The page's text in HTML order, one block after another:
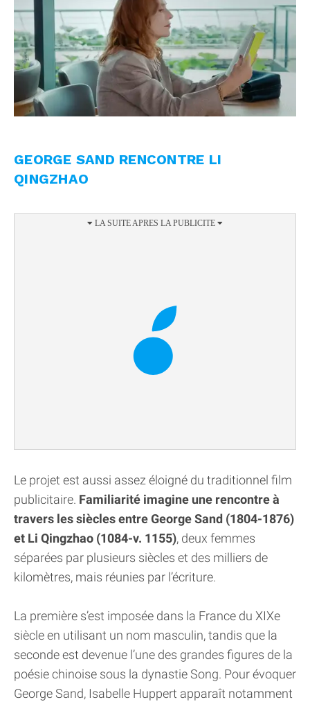
GEORGE SAND RENCONTRE LI
QINGZHAO
Le projet est aussi assez éloigné du traditionnel film
publicitaire. Familiarité imagine une rencontre à
travers les siècles entre George Sand (1804-1876)
et Li Qingzhao (1084-v. 1155), deux femmes
séparées par plusieurs siècles et des milliers de
kilomètres, mais réunies par l’écriture.
La première s’est imposée dans la France du XIXe
siècle en utilisant un nom masculin, tandis que la
seconde est devenue l’une des grandes figures de la
poésie chinoise sous la dynastie Song. Pour évoquer
George Sand, Isabelle Huppert apparaît notamment